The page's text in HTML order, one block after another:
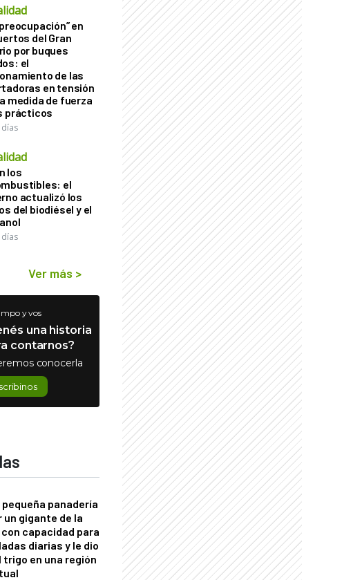
en
del Gran
por buques
el
de las
en tensión
medida de fuerza
prácticos
días
los
el
actualizó los
del biodiésel y el
días
Ver más >
y vos
una historia
contarnos?
conocerla
pequeña panadería
un gigante de la
capacidad para
diarias y le dio
trigo en una región